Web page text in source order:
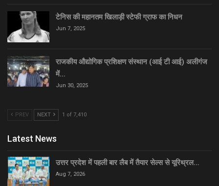
टेनिस की महानतम खिलाड़ी स्टेफी ग्राफ का निधन
Jun 7, 2025
राजकीय औद्योगिक प्रशिक्षण संस्थान (आई टी आई) अलीगंज
में…
Jun 30, 2025
PREV NEXT 1 of 7,410
Latest News
उत्तर प्रदेश में पहली बार लैब में तैयार सेल्स से यूरिथ्रल…
Aug 7, 2026